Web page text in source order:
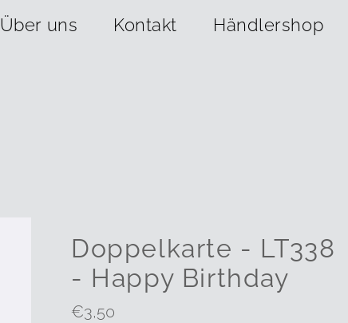
Über uns Kontakt Händlershop
Doppelkarte - LT338
- Happy Birthday
Regulärer
€3,50